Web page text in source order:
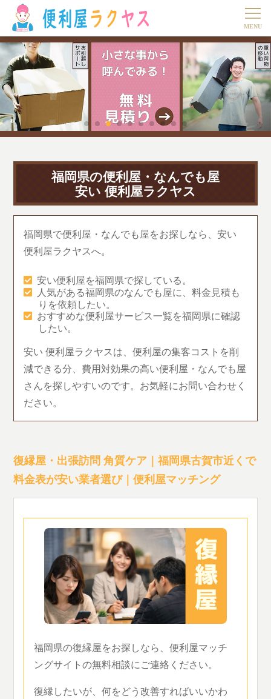
福岡県の便利屋・なんでも屋
安い 便利屋ラクヤス
福岡県で便利屋・なんでも屋をお探しなら、安い
便利屋ラクヤスへ。
安い便利屋を福岡県で探している。
人気がある福岡県のなんでも屋に、料金見積も
りを依頼したい。
おすすめな便利屋サービス一覧を福岡県に確認
したい。
安い 便利屋ラクヤスは、便利屋の集客コストを削
減できる分、費用対効果の高い便利屋・なんでも屋
さんを探しやすいのです。お気軽にお問い合わせく
ださい。
復縁屋・出張訪問 角質ケア｜福岡県古賀市近くで
料金表が安い業者選び｜便利屋マッチング
福岡県の復縁屋をお探しなら、便利屋マッチ
ングサイトの無料相談にご連絡ください。
復縁したいが、何をどう改善すればいいかわ